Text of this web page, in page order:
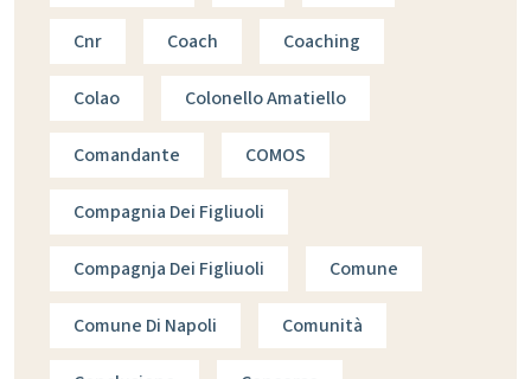
Cnr Coach Coaching
Colao Colonello Amatiello
Comandante COMOS
Compagnia Dei Figliuoli
Compagnja Dei Figliuoli Comune
Comune Di Napoli Comunità